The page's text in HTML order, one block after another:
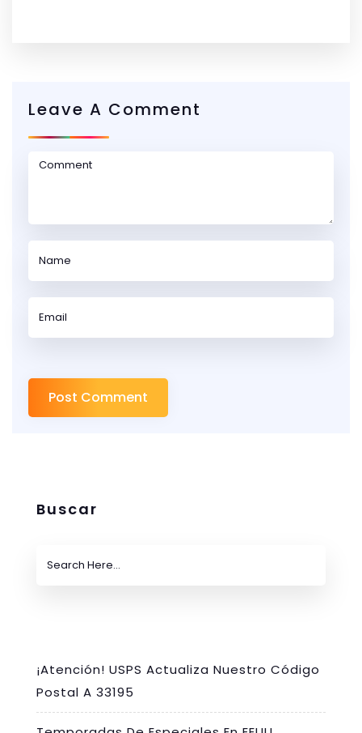
Leave A Comment
Buscar
¡Atención! USPS Actualiza Nuestro Código
Postal A 33195